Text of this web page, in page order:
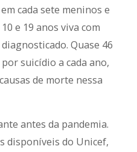
cada sete meninos e
e 19 anos viva com
Quase 46
suicídio a cada ano,
de morte nessa
antes da pandemia.
disponíveis do Unicef,